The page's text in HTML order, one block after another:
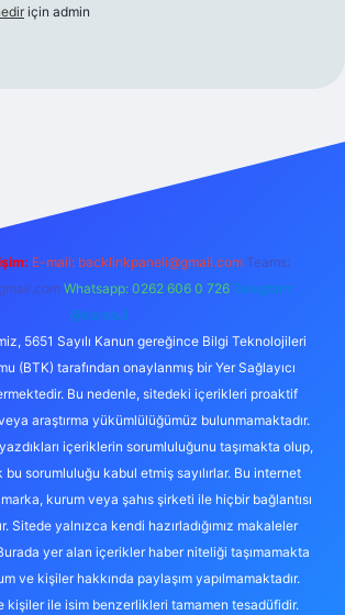
için admin
E-mail: backlinkpaneli@gmail.com Teams:
Whatsapp: 0262 606 0 726 Telegram:
@karabul
5651 Sayılı Kanun gereğince Bilgi Teknolojileri
(BTK) tarafından onaylanmış bir Yer Sağlayıcı
Bu nedenle, sitedeki içerikleri proaktif
araştırma yükümlülüğümüz bulunmamaktadır.
içeriklerin sorumluluğunu taşımakta olup,
sorumluluğu kabul etmiş sayılırlar. Bu internet
kurum veya şahıs şirketi ile hiçbir bağlantısı
Sitede yalnızca kendi hazırladığımız makaleler
yer alan içerikler haber niteliği taşımamakta
ve kişiler hakkında paylaşım yapılmamaktadır.
kişiler ile isim benzerlikleri tamamen tesadüfidir.